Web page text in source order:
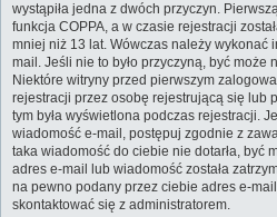
wystąpiła jedna z dwóch przyczyn.
funkcja COPPA, a w czasie rejestracji
mniej niż 13 lat. Wówczas należy wykonać
mail. Jeśli nie to było przyczyną, być może
Niektóre witryny przed pierwszym
rejestracji przez osobę rejestrującą się lub
tym była wyświetlona podczas rejestracji.
wiadomość e-mail, postępuj zgodnie z
taka wiadomość do ciebie nie dotarła, być
adres e-mail lub wiadomość została
na pewno podany przez ciebie adres e-
skontaktować się z administratorem.